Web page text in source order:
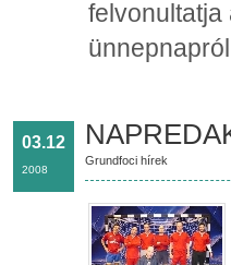
03.12
2008
Grundfoci hírek